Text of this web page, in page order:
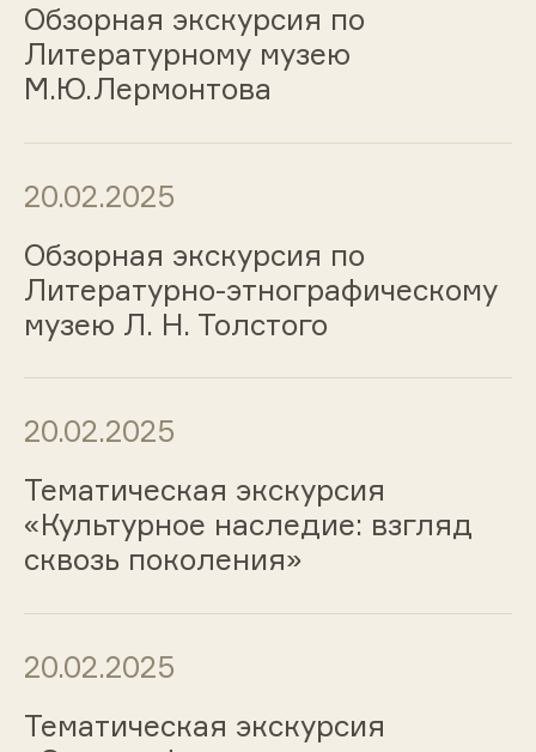
Обзорная экскурсия по
Литературному музею
М.Ю.Лермонтова
20.02.2025
Обзорная экскурсия по
Литературно-этнографическому
музею Л. Н. Толстого
20.02.2025
Тематическая экскурсия
«Культурное наследие: взгляд
сквозь поколения»
20.02.2025
Тематическая экскурсия